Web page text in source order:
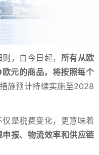
，自今日起， 所有从欧
元的商品，将按照每个
施预计持续实施至2028
是税费变化，更意味着
申报、物流效率和供应链